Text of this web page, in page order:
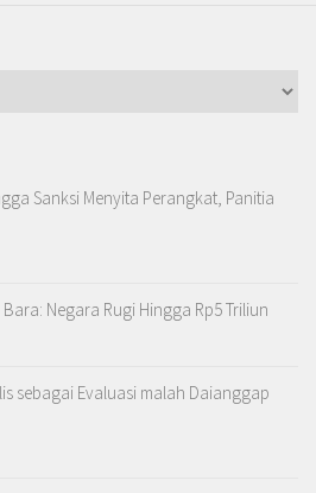
Sanksi Menyita Perangkat, Panitia
Negara Rugi Hingga Rp5 Triliun
sebagai Evaluasi malah Daianggap